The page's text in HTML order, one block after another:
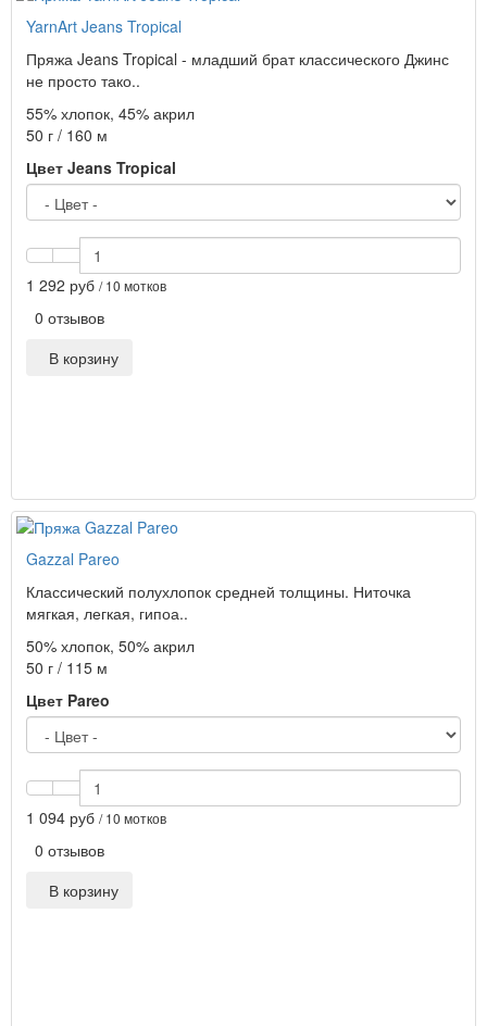
YarnArt Jeans Tropical
Пряжа Jeans Tropical - младший брат классического Джинс
не просто тако..
55% хлопок, 45% акрил
50 г / 160 м
Цвет Jeans Tropical
1 292 руб / 10 мотков
0 отзывов
В корзину
Gazzal Pareo
Классический полухлопок средней толщины. Ниточка
мягкая, легкая, гипоа..
50% хлопок, 50% акрил
50 г / 115 м
Цвет Pareo
1 094 руб / 10 мотков
0 отзывов
В корзину